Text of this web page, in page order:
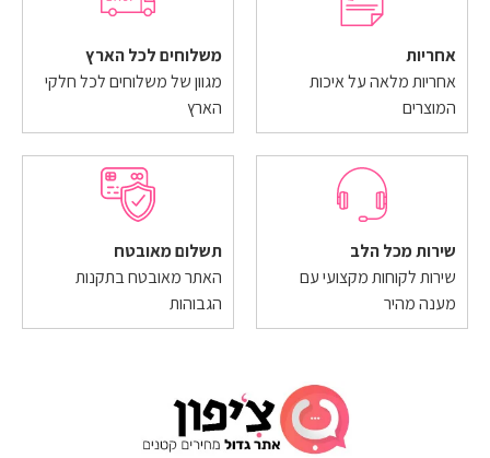
אחריות
אחריות מלאה על איכות
המוצרים
משלוחים לכל הארץ
מגוון של משלוחים לכל חלקי
הארץ
שירות מכל הלב
שירות לקוחות מקצועי עם
מענה מהיר
תשלום מאובטח
האתר מאובטח בתקנות
הגבוהות